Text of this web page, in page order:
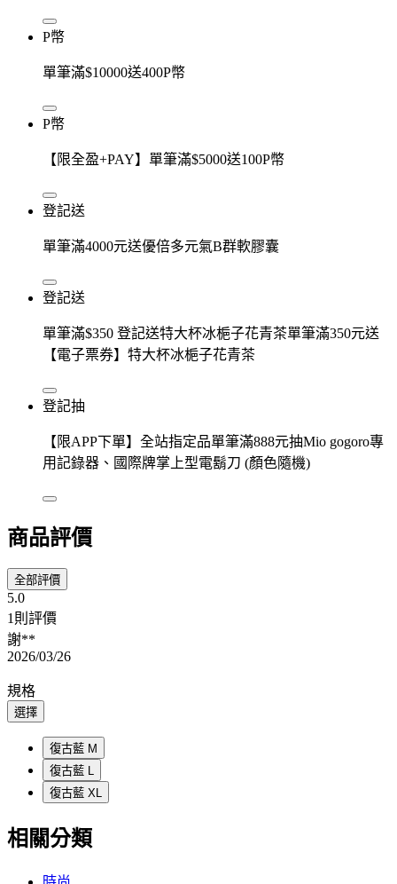
P幣
單筆滿$10000送400P幣
P幣
【限全盈+PAY】單筆滿$5000送100P幣
登記送
單筆滿4000元送優倍多元氣B群軟膠囊
登記送
單筆滿$350 登記送特大杯冰梔子花青茶單筆滿350元送
【電子票券】特大杯冰梔子花青茶
登記抽
【限APP下單】全站指定品單筆滿888元抽Mio gogoro專
用記錄器、國際牌掌上型電鬍刀 (顏色隨機)
商品評價
全部評價
5.0
1則評價
謝**
2026/03/26
規格
選擇
復古藍 M
復古藍 L
復古藍 XL
相關分類